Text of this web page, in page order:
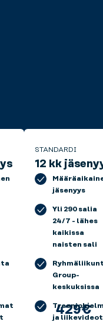
STANDARDI
12 kk
429€
jäsenyys
Yli 290 salia
24/7 - lähes
kaikissa
naisten sali
Group-
keskuksissa
ja liikevideot